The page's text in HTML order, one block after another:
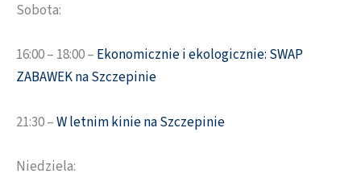
Sobota:
16:00 – 18:00 – Ekonomicznie i ekologicznie: SWAP
ZABAWEK na Szczepinie
21:30 –W letnim kinie na Szczepinie
Niedziela: